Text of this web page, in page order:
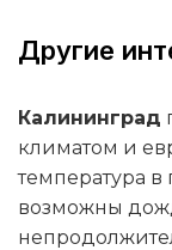
Другие
Калининград
климатом и
температура в
возможны